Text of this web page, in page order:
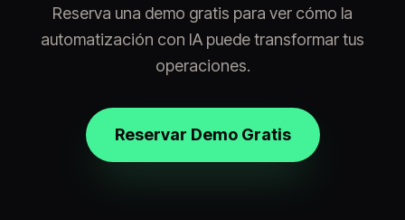
Reserva una demo gratis para ver cómo la
automatización con IA puede transformar tus
operaciones.
Reservar Demo Gratis